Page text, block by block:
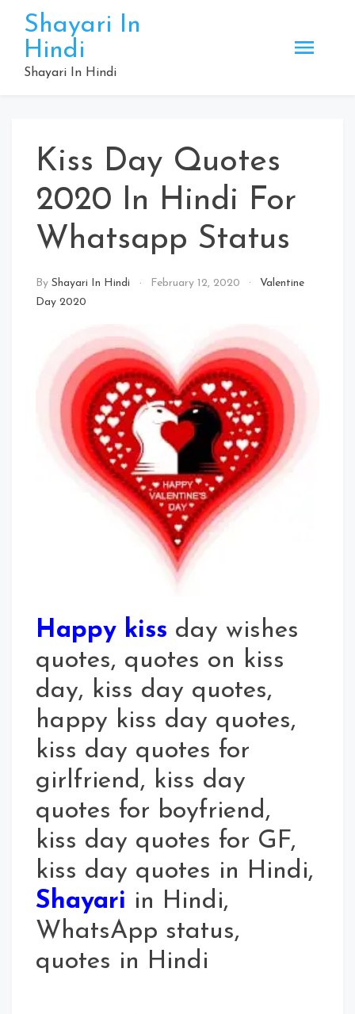
content
Shayari In
Hindi
Shayari In Hindi
Kiss Day Quotes
2020 In Hindi For
Whatsapp Status
By Shayari In Hindi February 12, 2020
Valentine
Day 2020
Happy kiss day wishes
quotes, quotes on kiss
day, kiss day quotes,
happy kiss day quotes,
kiss day quotes for
girlfriend, kiss day
quotes for boyfriend,
kiss day quotes for GF,
kiss day quotes in Hindi,
Shayari in Hindi,
WhatsApp status,
quotes in Hindi